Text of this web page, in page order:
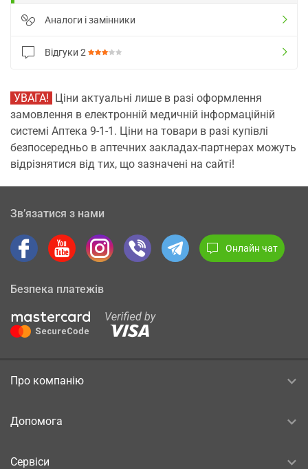
Аналоги і замінники
Відгуки 2
УВАГА! Ціни актуальні лише в разі оформлення
замовлення в електронній медичній інформаційній
системі Аптека 9-1-1. Ціни на товари в разі купівлі
безпосередньо в аптечних закладах-партнерах можуть
відрізнятися від тих, що зазначені на сайті!
Зв’язатися з нами
Онлайн чат
Безпека платежів
Про компанію
Допомога
Сервіси